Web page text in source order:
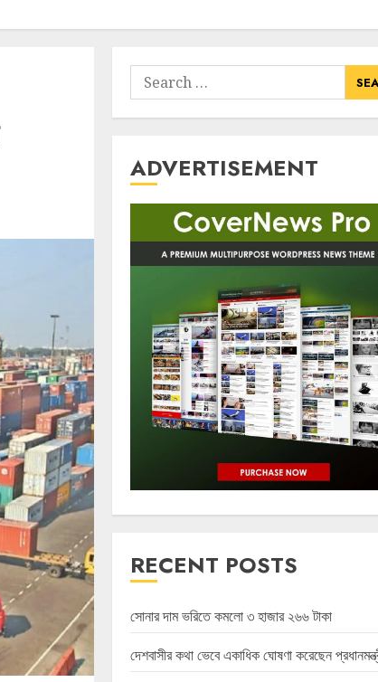
Search
for:
ADVERTISEMENT
RECENT POSTS
সোনার দাম ভরিতে কমলো ৩ হাজার ২৬৬ টাকা
দেশবাসীর কথা ভেবে একাধিক ঘোষণা করেছেন